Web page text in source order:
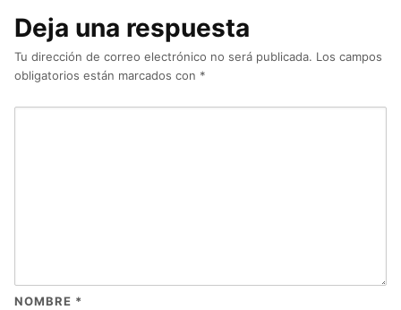
Deja una respuesta
Tu dirección de correo electrónico no será publicada. Los campos
obligatorios están marcados con *
NOMBRE *